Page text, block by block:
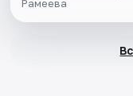
Рамеева